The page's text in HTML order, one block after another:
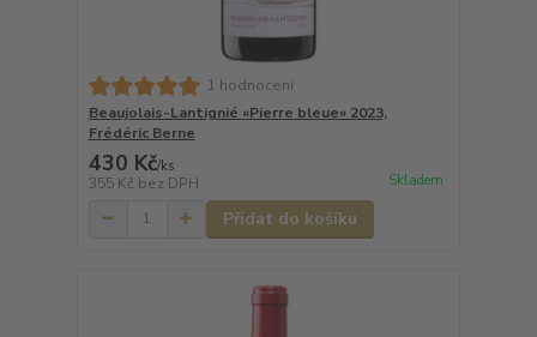
1 hodnocení
Beaujolais-Lantignié «Pierre bleue» 2023,
Frédéric Berne
430 Kč/ks
355 Kč bez DPH Skladem
Přidat do košíku